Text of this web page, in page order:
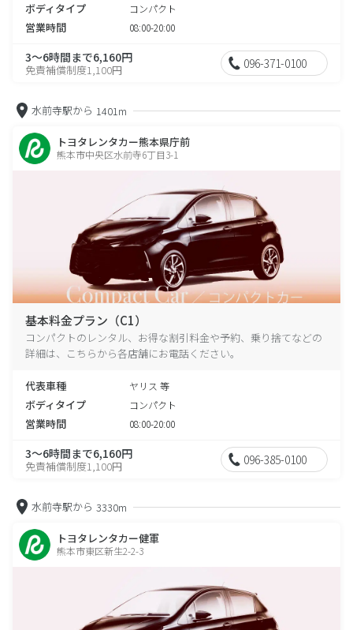
ボディタイプ コンパクト
営業時間 08:00-20:00
3～6時間まで6,160円
免責補償制度1,100円 096-371-0100
水前寺駅から 1401m
トヨタレンタカー熊本県庁前
熊本市中央区水前寺6丁目3-1
基本料金プラン（C1）
コンパクトのレンタル、お得な割引料金や予約、乗り捨てなどの
詳細は、こちらから各店舗にお電話ください。
代表車種 ヤリス 等
ボディタイプ コンパクト
営業時間 08:00-20:00
3～6時間まで6,160円
免責補償制度1,100円 096-385-0100
水前寺駅から 3330m
トヨタレンタカー健軍
熊本市東区新生2-2-3